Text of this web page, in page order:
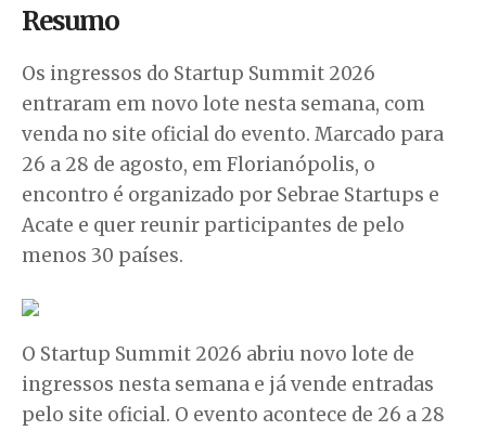
Resumo
Os ingressos do Startup Summit 2026
entraram em novo lote nesta semana, com
venda no site oficial do evento. Marcado para
26 a 28 de agosto, em Florianópolis, o
encontro é organizado por Sebrae Startups e
Acate e quer reunir participantes de pelo
menos 30 países.
O Startup Summit 2026 abriu novo lote de
ingressos nesta semana e já vende entradas
pelo site oficial. O evento acontece de 26 a 28